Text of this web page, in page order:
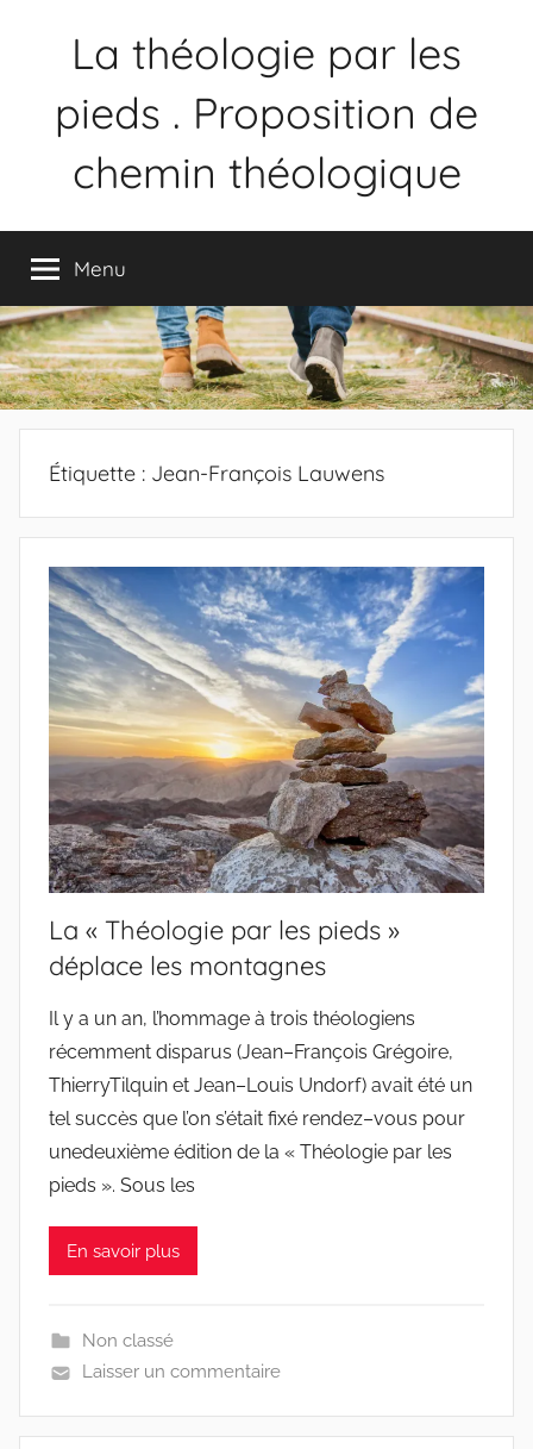
La théologie par les
pieds . Proposition de
chemin théologique
chemin
théologique
Menu
Étiquette : Jean-François Lauwens
La « Théologie par les pieds »
déplace les montagnes
Il y a un an, l’hommage à trois théologiens
récemment disparus (Jean–François Grégoire,
ThierryTilquin et Jean–Louis Undorf) avait été un
tel succès que l’on s’était fixé rendez–vous pour
unedeuxième édition de la « Théologie par les
pieds ». Sous les
En savoir plus
Non classé
Laisser un commentaire